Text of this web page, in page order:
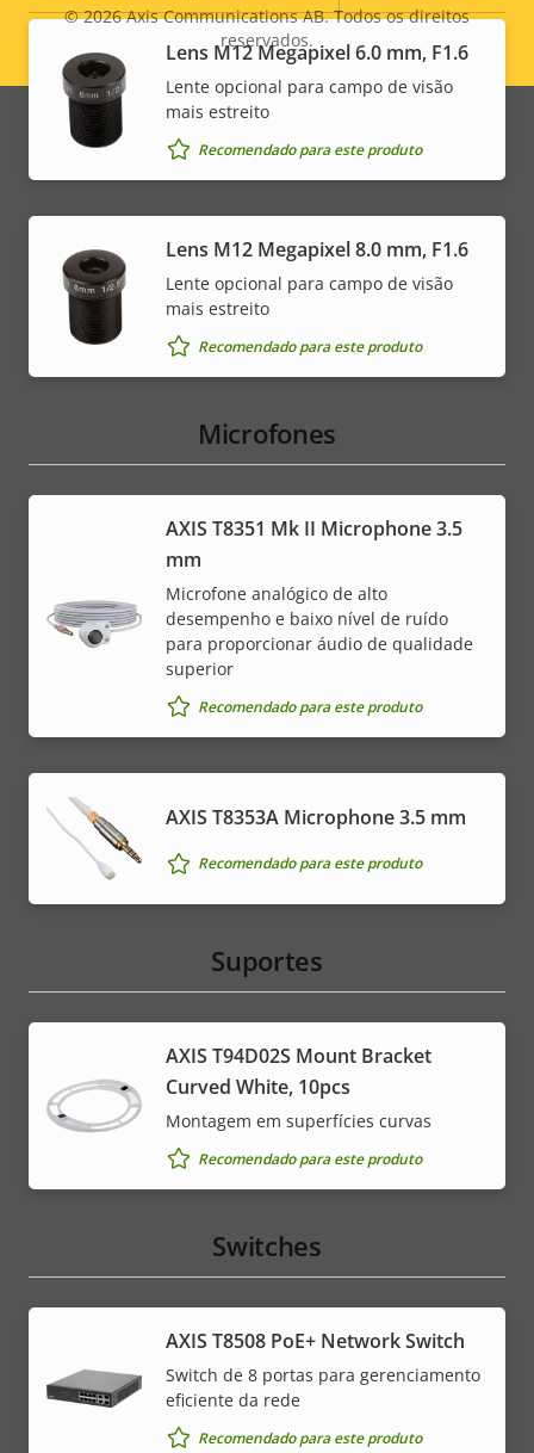
Para uso em áreas externas
Classificação de vandalismo IK08
Classificação IP IP66, IP67
dependendo da opção de hardware escolhida.
Lens M12 Megapixel 6.0 mm, F1.6
Lente opcional para campo de visão
mais estreito
Recomendado para este produto
Lens M12 Megapixel 8.0 mm, F1.6
Lente opcional para campo de visão
mais estreito
Recomendado para este produto
Microfones
AXIS T8351 Mk II Microphone 3.5
mm
Microfone analógico de alto
desempenho e baixo nível de ruído
para proporcionar áudio de qualidade
superior
Recomendado para este produto
AXIS T8353A Microphone 3.5 mm
Recomendado para este produto
Suportes
AXIS T94D02S Mount Bracket
Curved White, 10pcs
Montagem em superfícies curvas
Recomendado para este produto
Switches
AXIS T8508 PoE+ Network Switch
Switch de 8 portas para gerenciamento
eficiente da rede
Recomendado para este produto
Legal
menu
© 2026Axis Communications AB. Todos os direitos
reservados.